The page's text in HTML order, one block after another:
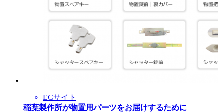
ECサイト
稲葉製作所が物置用パーツをお届けするために